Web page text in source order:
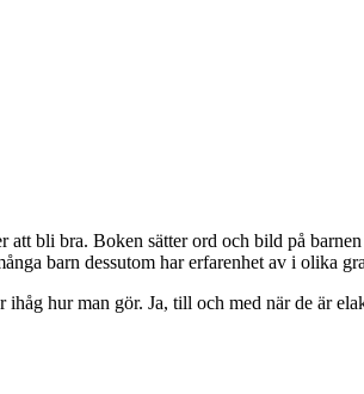
bli bra. Boken sätter ord och bild på
barn dessutom har erfarenhet av i olika
hur man gör. Ja, till och med när de är